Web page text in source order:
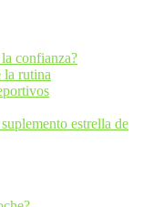
confianza?
la rutina
estrella de